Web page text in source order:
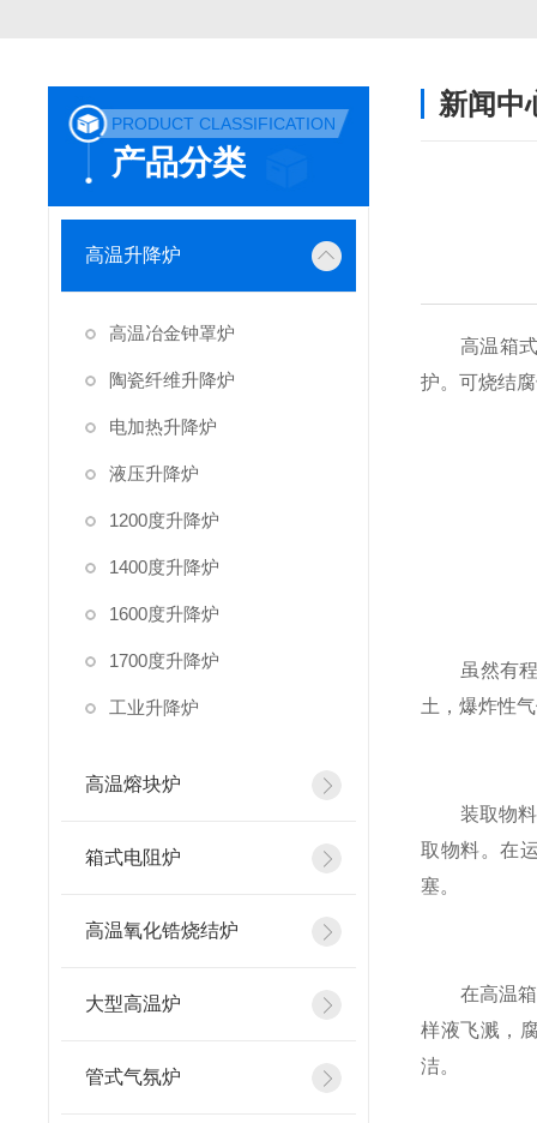
PRODUCT CLASSIFICATION
产品分类
高温升降炉
高温冶金钟罩炉
陶瓷纤维升降炉
电加热升降炉
液压升降炉
1200度升降炉
1400度升降炉
1600度升降炉
1700度升降炉
工业升降炉
高温熔块炉
箱式电阻炉
高温氧化锆烧结炉
大型高温炉
管式气氛炉
新闻中
高温箱式
护。可烧结
虽然有程
土，爆炸性
装取物料时
取物料。在
塞。
在高温箱式
样液飞溅，
洁。